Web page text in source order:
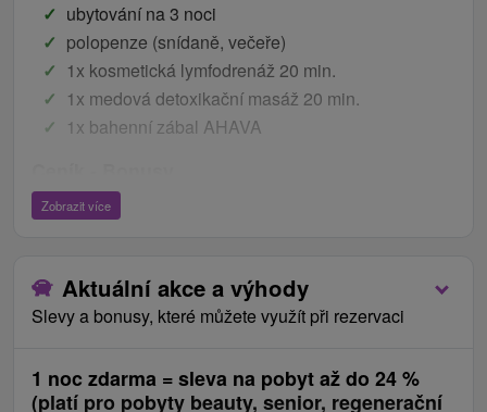
ubytování na 3 noci
polopenze (snídaně, večeře)
1x kosmetická lymfodrenáž 20 min.
1x medová detoxikační masáž 20 min.
1x bahenní zábal AHAVA
denně volný vstup do finské sauny
zapůjčení županu během pobytu
WiFi
děti
Zobrazit více
Aktuální akce a výhody
Slevy a bonusy, které můžete využít při rezervaci
1 noc zdarma = sleva na pobyt až do 24 %
(platí pro pobyty beauty, senior, regenerační